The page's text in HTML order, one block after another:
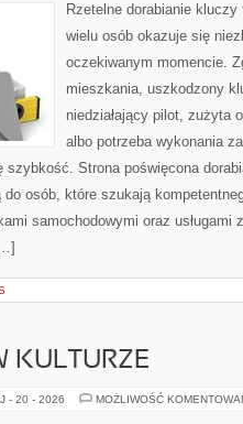
Rzetelne dorabianie
wielu osób okazuje się
oczekiwanym momencie.
mieszkania, uszkodzony
niedziałający pilot, zużyta
albo potrzeba wykonania
Strona poświęcona
do osób, które szukają
samochodowymi oraz usługami
KULTURZE
- 20 - 2026 MOŻLIWOŚĆ